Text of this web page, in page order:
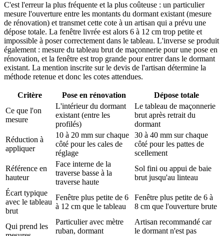
C'est l'erreur la plus fréquente et la plus coûteuse : un particulier
mesure l'ouverture entre les montants du dormant existant (mesure
de rénovation) et transmet cette cote à un artisan qui a prévu une
dépose totale. La fenêtre livrée est alors 6 à 12 cm trop petite et
impossible à poser correctement dans le tableau. L'inverse se produit
également : mesure du tableau brut de maçonnerie pour une pose en
rénovation, et la fenêtre est trop grande pour entrer dans le dormant
existant. La mention inscrite sur le devis de l'artisan détermine la
méthode retenue et donc les cotes attendues.
Critère Pose en rénovation
Dépose totale
Ce que l'on
mesure
L'intérieur du dormant
existant (entre les
profilés)
Le tableau de maçonnerie
brut après retrait du
dormant
Réduction à
appliquer
10 à 20 mm sur chaque
côté pour les cales de
réglage
30 à 40 mm sur chaque
côté pour les pattes de
scellement
Référence en
hauteur
Face interne de la
traverse basse à la
traverse haute
Sol fini ou appui de baie
brut jusqu'au linteau
Écart typique
avec le tableau
brut
Fenêtre plus petite de 6
à 12 cm que le tableau
Fenêtre plus petite de 6 à
8 cm que l'ouverture brute
Qui prend les
Particulier avec mètre
ruban, dormant
Artisan recommandé car
le dormant n'est pas